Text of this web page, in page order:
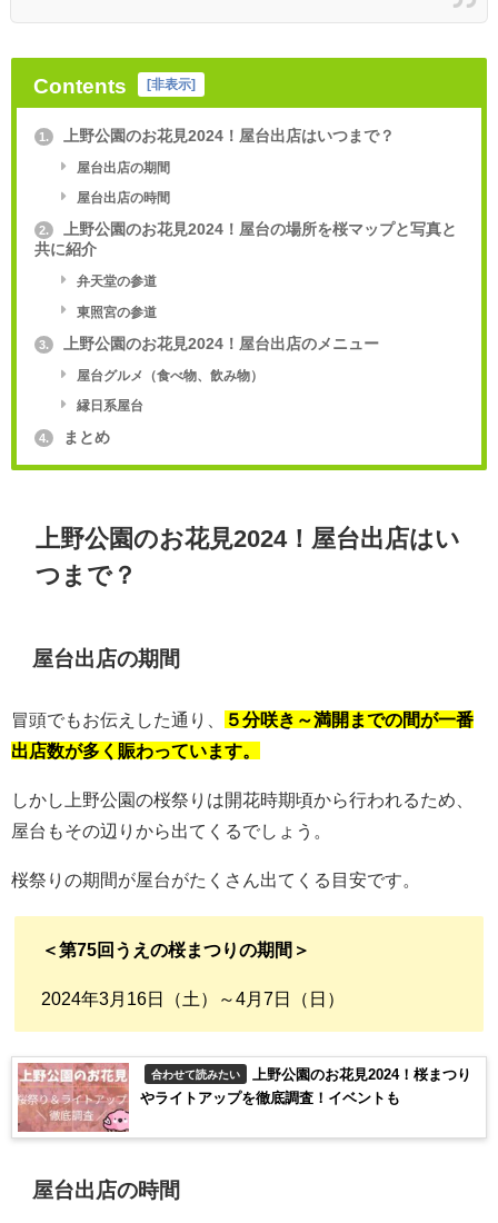
Contents [非表示]
1. 上野公園のお花見2024！屋台出店はいつまで？
屋台出店の期間
屋台出店の時間
2.
上野公園のお花見2024！屋台の場所を桜マップと写真と
共に紹介
弁天堂の参道
東照宮の参道
3. 上野公園のお花見2024！屋台出店のメニュー
屋台グルメ（食べ物、飲み物）
縁日系屋台
4. まとめ
上野公園のお花見2024！屋台出店はい
つまで？
屋台出店の期間
冒頭でもお伝えした通り、
５分咲き～満開までの間が一番
出店数が多く賑わっています。
しかし上野公園の桜祭りは開花時期頃から行われるため、
屋台もその辺りから出てくるでしょう。
桜祭りの期間が屋台がたくさん出てくる目安です。
＜第75回うえの桜まつりの期間＞
2024年3月16日（土）～4月7日（日）
合わせて読みたい
上野公園のお花見2024！桜まつり
やライトアップを徹底調査！イベントも
屋台出店の時間